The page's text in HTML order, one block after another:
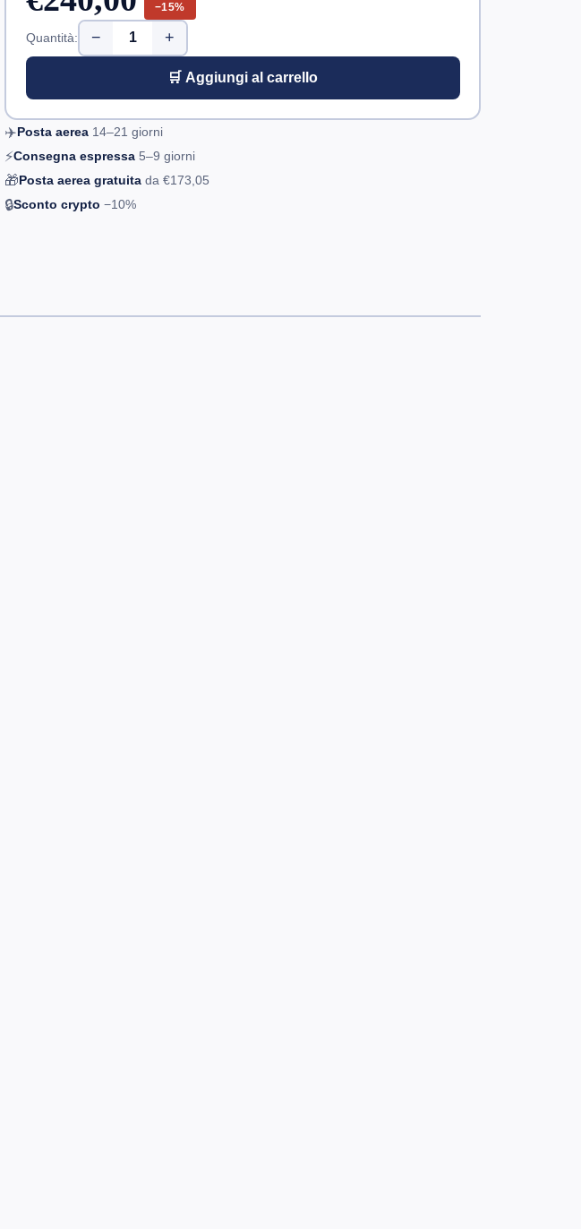
−15%
Quantità: − +
🛒 Aggiungi al carrello
✈️Posta aerea 14–21 giorni
⚡Consegna espressa 5–9 giorni
🎁Posta aerea gratuita da €173,05
🔒Sconto crypto −10%